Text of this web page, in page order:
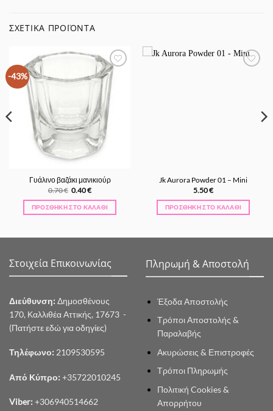
ΣΧΕΤΙΚΆ ΠΡΟΪΌΝΤΑ
-43%
Προσθήκη
στα
Αγαπημένα
Γυάλινο βαζάκι μανικιούρ
0.70€ Original
was:
0.70 €.
0.40€Η
τιμή
είναι:
ΠΡΟΣΘΉΚΗ ΣΤΟ ΚΑΛΆΘΙ
Jk Aurora Powder 01 – Mini
5.50€
ΠΡΟΣΘΉΚΗ ΣΤΟ ΚΑΛΆΘΙ
Στοιχεία Επικοινωνίας
Διεύθυνση: Δημοσθένους
170, Καλλιθέα Αττικής, 17673 -
(Πατήστε εδώ για οδηγίες)
Τηλέφωνο: 2109530595
Από Κύπρο: +35722010245
Viber: +306940514662
Πληρωμή & Αποστολή
Έξοδα Αποστολής
Τρόποι Αποστολής &
Παραλαβής
Ακυρώσεις & Επιστροφές
Τρόποι Πληρωμής
Πολιτική Cookies &
Απορρήτου